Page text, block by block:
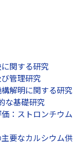
関する研究
管理研究
解明に関する研究
な基礎研究
：ストロンチウム
要なカルシウム供